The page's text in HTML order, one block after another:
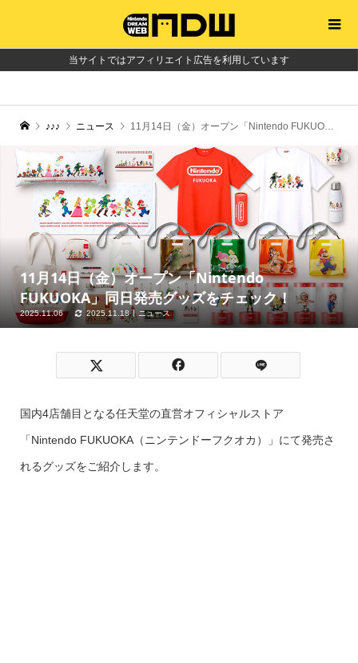
当サイトではアフィリエイト広告を利用しています
♪♪♪ ニュース 11月14日（金）オープン「Nintendo FUKUOKA」同日発売グッズをチェック！
11月14日（金）オープン「Nintendo
FUKUOKA」同日発売グッズをチェック！
2025.11.06 2025.11.18 ニュース
国内4店舗目となる任天堂の直営オフィシャルストア
「Nintendo FUKUOKA（ニンテンドーフクオカ）」にて発売さ
れるグッズをご紹介します。